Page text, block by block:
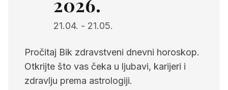
21.04. - 21.05.
Pročitaj Bik zdravstveni dnevni horoskop.
Otkrijte što vas čeka u ljubavi, karijeri i
zdravlju prema astrologiji.